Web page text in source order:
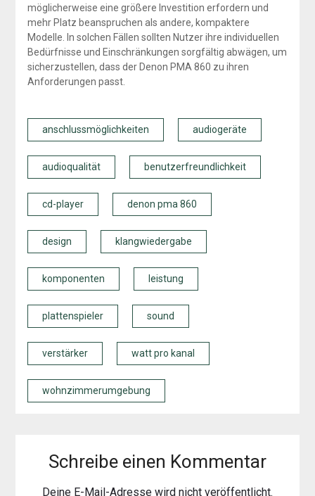
möglicherweise eine größere Investition erfordern und
mehr Platz beanspruchen als andere, kompaktere
Modelle. In solchen Fällen sollten Nutzer ihre individuellen
Bedürfnisse und Einschränkungen sorgfältig abwägen, um
sicherzustellen, dass der Denon PMA 860 zu ihren
Anforderungen passt.
anschlussmöglichkeiten audiogeräte
audioqualität benutzerfreundlichkeit
cd-player denon pma 860
design klangwiedergabe
komponenten leistung
plattenspieler sound
verstärker watt pro kanal
wohnzimmerumgebung
Schreibe einen Kommentar
Deine E-Mail-Adresse wird nicht veröffentlicht.